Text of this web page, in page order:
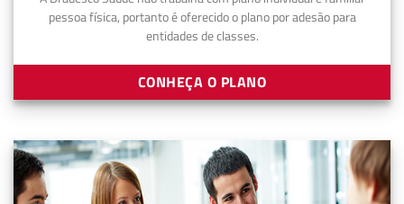
pessoa física, portanto é oferecido o plano por adesão para
entidades de classes.
CONHEÇA O PLANO